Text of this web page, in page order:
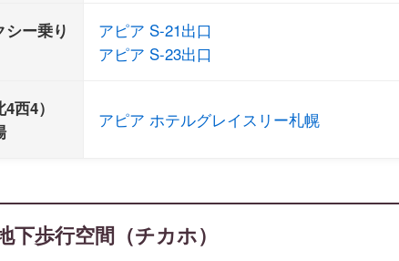
ー乗り
アピア S-21出口
アピア S-23出口
西4）
アピア ホテルグレイスリー札幌
下歩行空間（チカホ）